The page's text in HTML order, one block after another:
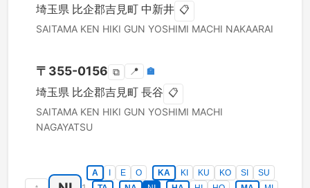
埼玉県 比企郡吉見町 中新井 📋
SAITAMA KEN HIKI GUN YOSHIMI MACHI NAKAARAI
〒 355-0156 ⧉ 📍 🏣
埼玉県 比企郡吉見町 長谷 📋
SAITAMA KEN HIKI GUN YOSHIMI MACHI
NAGAYATSU
A E O KA KI KU KO SI
SU